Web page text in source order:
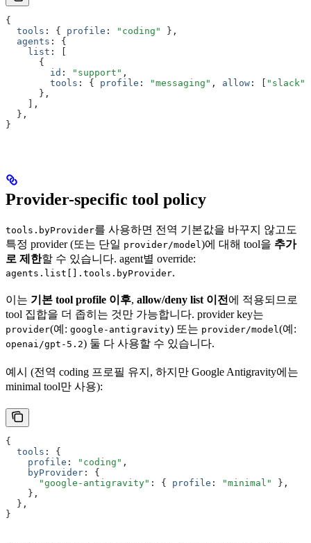
{
  tools
: { profile : "coding" } ,
  agents
:
{
    list
:
      {
        id
: "support" ,
        tools
: { profile : "messaging" , allow : "slack"
      }
,
,
  }
,
}
Provider-specific tool policy
tools.byProvider를 사용하면 전역 기본값을 바꾸지 않고도
특정 provider (또는 단일 provider/model )에 대해 tool을 추가
로 제한할 수 있습니다. agent별 override:
agents.list[].tools.byProvider.
이는 기본 tool profile 이후, allow/deny list 이전 에 적용되므로
tool 집합을 더 좁히는 것만 가능합니다. provider key는
provider(예: google-antigravity) 또는 provider/model (예:
openai/gpt-5.2) 둘 다 사용할 수 있습니다.
예시 (전역 coding 프로필 유지, 하지만 Google Antigravity에는
minimal tool만 사용):
{
  tools
:
{
    profile
: "coding" ,
    byProvider
:
{
      "google-antigravity"
: { profile : "minimal" } ,
    }
,
  }
,
}